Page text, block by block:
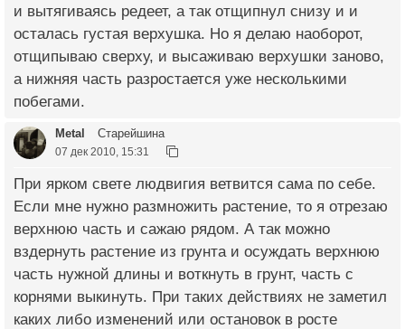
и вытягиваясь редеет, а так отщипнул снизу и и
осталась густая верхушка. Но я делаю наоборот,
отщипываю сверху, и высаживаю верхушки заново,
а нижняя часть разростается уже несколькими
побегами.
Metal Старейшина
07 дек 2010, 15:31
При ярком свете людвигия ветвится сама по себе.
Если мне нужно размножить растение, то я отрезаю
верхнюю часть и сажаю рядом. А так можно
вздернуть растение из грунта и осуждать верхнюю
часть нужной длины и воткнуть в грунт, часть с
корнями выкинуть. При таких действиях не заметил
каких либо изменений или остановок в росте